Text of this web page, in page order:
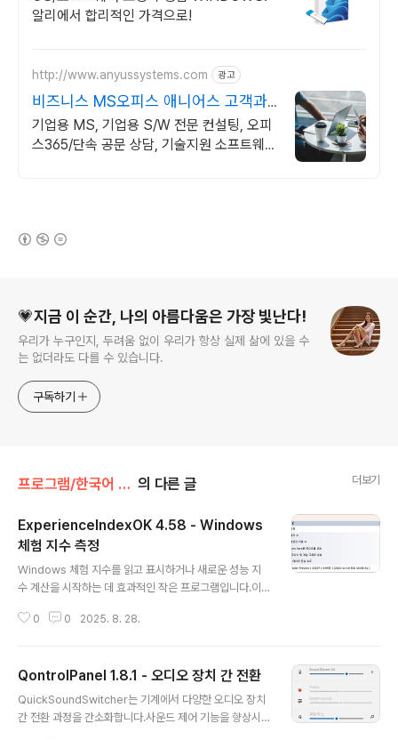
알리에서 합리적인 가격으로!
http://www.anyussystems.com 광고
비즈니스 MS오피스 애니어스 고객과
소통하는 IT 파트너
기업용 MS, 기업용 S/W 전문 컨설팅, 오피
스365/단속 공문 상담, 기술지원 소프트웨어
💗지금 이 순간, 나의 아름다움은 가장 빛난다!
우리가 누구인지, 두려움 없이 우리가 항상 실제 삶에 있을 수
는 없더라도 다를 수 있습니다.
구독하기
프로그램/한국어 패치 의 다른 글 더보기
ExperienceIndexOK 4.58 - Windows
체험 지수 측정
Windows 체험 지수를 읽고 표시하거나 새로운 성능 지
수 계산을 시작하는 데 효과적인 작은 프로그램입니다.이
되었습니다. 성능 지수는 운영 체제에서 계산되지만 Wind
의 시각적 표현 방식에서 영감을 받았습니다.Experience
IndexOK의 주요 기능◆ 성능 지수 즉시 표시◆ 언제든
지 Windows 체험 지수 재계산!◆ Windows 7 및 Vist
0 0 2025. 8. 28.
QontrolPanel 1.8.1 - 오디오 장치 간 전환
QuickSoundSwitcher는 기계에서 다양한 오디오 장치
간 전환 과정을 간소화합니다.사운드 제어 기능을 향상시